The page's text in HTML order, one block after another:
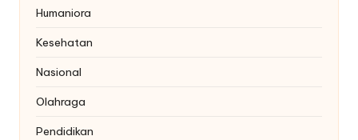
Humaniora
Kesehatan
Nasional
Olahraga
Pendidikan